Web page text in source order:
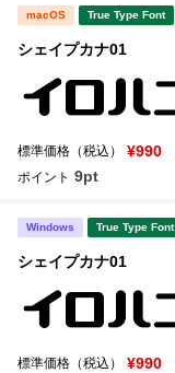
macOS True Type Font
シェイプカナ01
標準価格（税込） ¥990
ポイント 9pt
Windows True Type Font
シェイプカナ01
標準価格（税込） ¥990